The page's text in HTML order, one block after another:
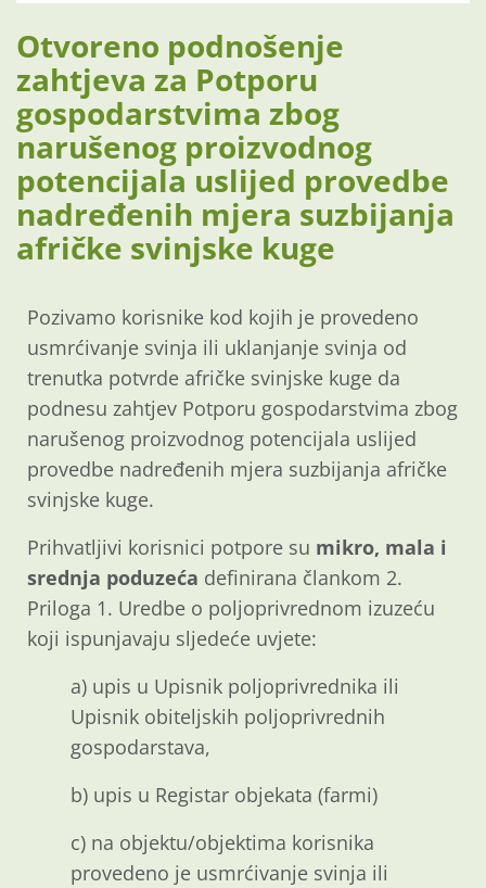
Otvoreno podnošenje
zahtjeva za Potporu
gospodarstvima zbog
narušenog proizvodnog
potencijala uslijed provedbe
nadređenih mjera suzbijanja
afričke svinjske kuge
Pozivamo korisnike kod kojih je provedeno
usmrćivanje svinja ili uklanjanje svinja od
trenutka potvrde afričke svinjske kuge da
podnesu zahtjev Potporu gospodarstvima zbog
narušenog proizvodnog potencijala uslijed
provedbe nadređenih mjera suzbijanja afričke
svinjske kuge.
Prihvatljivi korisnici potpore su mikro, mala i
srednja poduzeća definirana člankom 2.
Priloga 1. Uredbe o poljoprivrednom izuzeću
koji ispunjavaju sljedeće uvjete:
a) upis u Upisnik poljoprivrednika ili
Upisnik obiteljskih poljoprivrednih
gospodarstava,
b) upis u Registar objekata (farmi)
c) na objektu/objektima korisnika
provedeno je usmrćivanje svinja ili